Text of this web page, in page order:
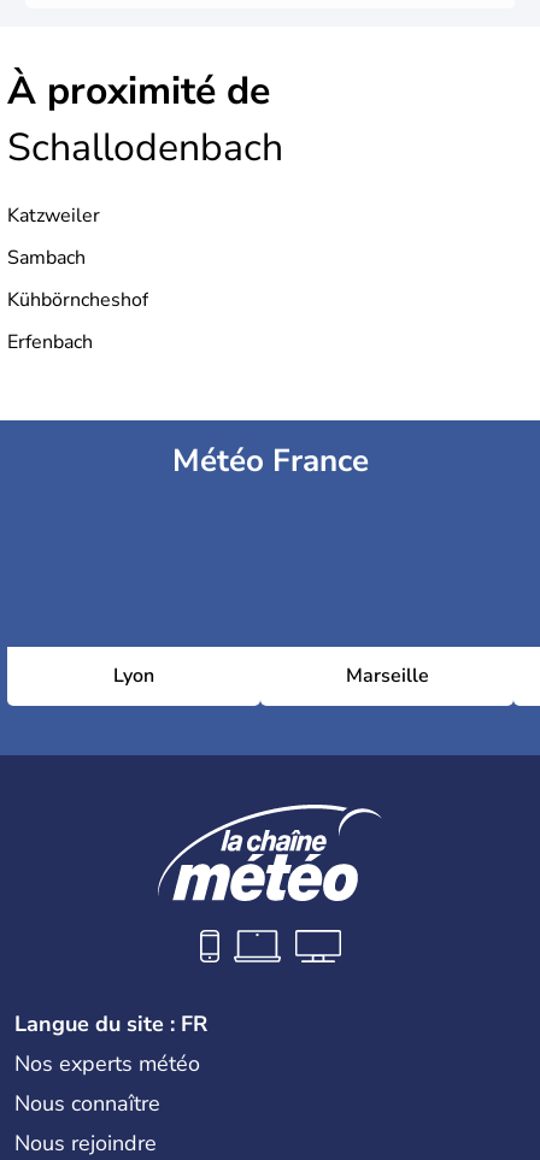
À proximité de
Schallodenbach
Katzweiler
Sambach
Kühbörncheshof
Erfenbach
Météo France
Lyon Marseille
Langue du site : FR
Nos experts météo
Nous connaître
Nous rejoindre